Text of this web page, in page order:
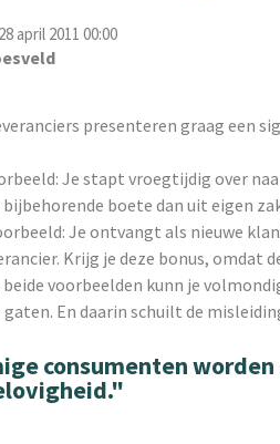
april 2011 00:00
presenteren graag een
Je stapt vroegtijdig over
boete dan uit eigen
Je ontvangt als nieuwe
Krijg je deze bonus, omdat
beide voorbeelden kunn je
gaten. En daarin schuilt de
consumenten